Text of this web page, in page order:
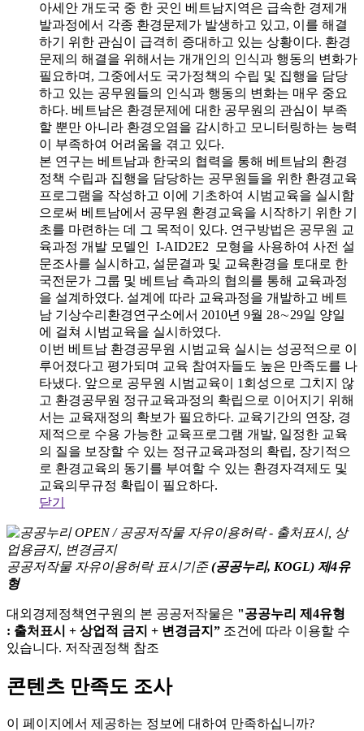
아세안 개도국 중 한 곳인 베트남지역은 급속한 경제개
발과정에서 각종 환경문제가 발생하고 있고, 이를 해결
하기 위한 관심이 급격히 증대하고 있는 상황이다. 환경
문제의 해결을 위해서는 개개인의 인식과 행동의 변화가
필요하며, 그중에서도 국가정책의 수립 및 집행을 담당
하고 있는 공무원들의 인식과 행동의 변화는 매우 중요
하다. 베트남은 환경문제에 대한 공무원의 관심이 부족
할 뿐만 아니라 환경오염을 감시하고 모니터링하는 능력
이 부족하여 어려움을 겪고 있다.
본 연구는 베트남과 한국의 협력을 통해 베트남의 환경
정책 수립과 집행을 담당하는 공무원들을 위한 환경교육
프로그램을 작성하고 이에 기초하여 시범교육을 실시함
으로써 베트남에서 공무원 환경교육을 시작하기 위한 기
초를 마련하는 데 그 목적이 있다. 연구방법은 공무원 교
육과정 개발 모델인 I-AID2E2 모형을 사용하여 사전 설
문조사를 실시하고, 설문결과 및 교육환경을 토대로 한
국전문가 그룹 및 베트남 측과의 협의를 통해 교육과정
을 설계하였다. 설계에 따라 교육과정을 개발하고 베트
남 기상수리환경연구소에서 2010년 9월 28∼29일 양일
에 걸쳐 시범교육을 실시하였다.
이번 베트남 환경공무원 시범교육 실시는 성공적으로 이
루어졌다고 평가되며 교육 참여자들도 높은 만족도를 나
타냈다. 앞으로 공무원 시범교육이 1회성으로 그치지 않
고 환경공무원 정규교육과정의 확립으로 이어지기 위해
서는 교육재정의 확보가 필요하다. 교육기간의 연장, 경
제적으로 수용 가능한 교육프로그램 개발, 일정한 교육
의 질을 보장할 수 있는 정규교육과정의 확립, 장기적으
로 환경교육의 동기를 부여할 수 있는 환경자격제도 및
교육의무규정 확립이 필요하다.
닫기
공공저작물 자유이용허락 표시기준 (공공누리, KOGL) 제4유
형
대외경제정책연구원의 본 공공저작물은 "공공누리 제4유형
: 출처표시 + 상업적 금지 + 변경금지” 조건에 따라 이용할 수
있습니다. 저작권정책 참조
콘텐츠 만족도 조사
이 페이지에서 제공하는 정보에 대하여 만족하십니까?